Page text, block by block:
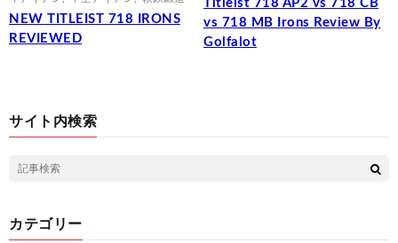
NEW TITLEIST 718 IRONS
REVIEWED
Titleist 718 AP2 vs 718 CB
vs 718 MB Irons Review By
Golfalot
サイト内検索
カテゴリー